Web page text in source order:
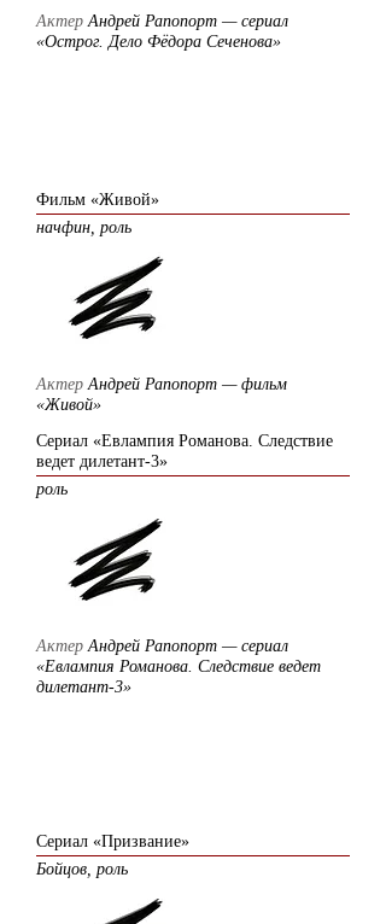
АктерАндрей Рапопорт — сериал
«Острог. Дело Фёдора Сеченова»
Фильм «Живой»
начфин, роль
АктерАндрей Рапопорт — фильм
«Живой»
Сериал «Евлампия Романова. Следствие
ведет дилетант-3»
роль
АктерАндрей Рапопорт — сериал
«Евлампия Романова. Следствие ведет
дилетант-3»
Сериал «Призвание»
Бойцов, роль